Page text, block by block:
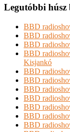
Legutóbbi húsz
BBD
BBD
BBD
BBD
Kisjankó
BBD
BBD
BBD
BBD
BBD
BBD
BBD